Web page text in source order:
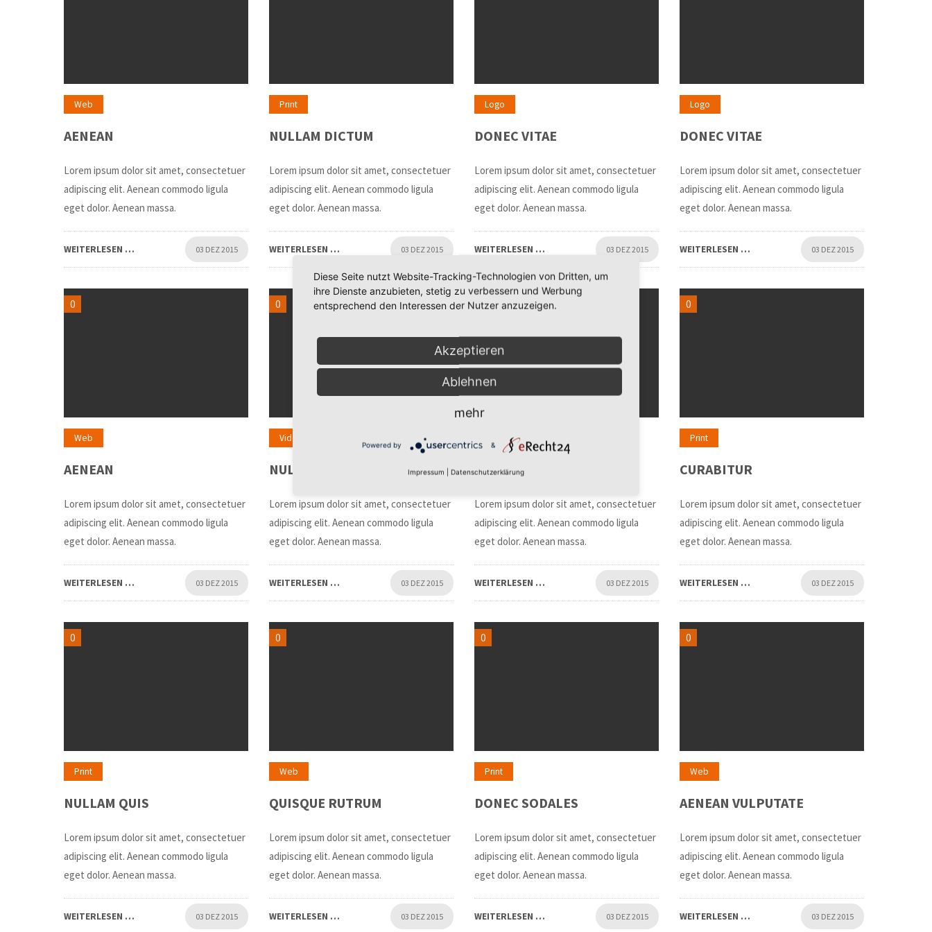
Web
AENEAN
Lorem ipsum dolor sit amet, consectetuer
adipiscing elit. Aenean commodo ligula
eget dolor. Aenean massa.
WEITERLESEN … 03 DEZ 2015
Print
NULLAM DICTUM
Lorem ipsum dolor sit amet, consectetuer
adipiscing elit. Aenean commodo ligula
eget dolor. Aenean massa.
WEITERLESEN … 03 DEZ 2015
Logo
DONEC VITAE
Lorem ipsum dolor sit amet, consectetuer
adipiscing elit. Aenean commodo ligula
eget dolor. Aenean massa.
WEITERLESEN … 03 DEZ 2015
Logo
DONEC VITAE
Lorem ipsum dolor sit amet, consectetuer
adipiscing elit. Aenean commodo ligula
eget dolor. Aenean massa.
WEITERLESEN … 03 DEZ 2015
0
Web
AENEAN
Lorem ipsum dolor sit amet, consectetuer
adipiscing elit. Aenean commodo ligula
eget dolor. Aenean massa.
WEITERLESEN … 03 DEZ 2015
0
Video
NULLAM DICTUM
Lorem ipsum dolor sit amet, consectetuer
adipiscing elit. Aenean commodo ligula
eget dolor. Aenean massa.
WEITERLESEN … 03 DEZ 2015
0
NULLAM QUIS
Lorem ipsum dolor sit amet, consectetuer
adipiscing elit. Aenean commodo ligula
eget dolor. Aenean massa.
WEITERLESEN … 03 DEZ 2015
0
Print
CURABITUR
Lorem ipsum dolor sit amet, consectetuer
adipiscing elit. Aenean commodo ligula
eget dolor. Aenean massa.
WEITERLESEN … 03 DEZ 2015
0
Print
NULLAM QUIS
Lorem ipsum dolor sit amet, consectetuer
adipiscing elit. Aenean commodo ligula
eget dolor. Aenean massa.
WEITERLESEN … 03 DEZ 2015
0
Web
QUISQUE RUTRUM
Lorem ipsum dolor sit amet, consectetuer
adipiscing elit. Aenean commodo ligula
eget dolor. Aenean massa.
WEITERLESEN … 03 DEZ 2015
0
Print
DONEC SODALES
Lorem ipsum dolor sit amet, consectetuer
adipiscing elit. Aenean commodo ligula
eget dolor. Aenean massa.
WEITERLESEN … 03 DEZ 2015
0
Web
AENEAN VULPUTATE
Lorem ipsum dolor sit amet, consectetuer
adipiscing elit. Aenean commodo ligula
eget dolor. Aenean massa.
WEITERLESEN … 03 DEZ 2015
Diese Seite nutzt Website-Tracking-Technologien von Dritten, um
ihre Dienste anzubieten, stetig zu verbessern und Werbung
entsprechend den Interessen der Nutzer anzuzeigen.
Akzeptieren
Ablehnen
mehr
Powered by &
Impressum Datenschutzerklärung